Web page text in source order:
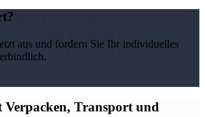
aus und fordern Sie Ihr individuelles
Verpacken, Transport und